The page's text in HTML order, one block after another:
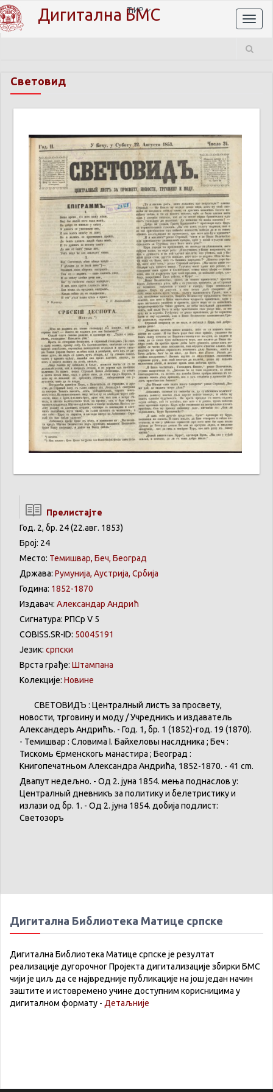
Дигитална БМС
ЋИР
Световид
Прелистајте
Год. 2, бр. 24 (22.авг. 1853)
Број: 24
Место: Темишвар, Беч, Београд
Држава: Румунија, Аустрија, Србија
Година: 1852-1870
Издавач: Александар Андрић
Сигнатура: РПСр V 5
COBISS.SR-ID: 50045191
Језик: српски
Врста грађе: Штампана
Колекције: Новине
СВЕТОВИДЪ : Централный листъ за просвету,
новости, трговину и моду / Учредникъ и издаватель
Александеръ Андрићъ. - Год. 1, бр. 1 (1852)-год. 19 (1870).
- Темишвар : Словима І. Байхеловы наслѣдника ; Беч :
Тискомь Єрменскогь манастира ; Београд :
Книгопечатньом Александра Андрића, 1852-1870. - 41 cm.
Двапут недељно. - Од 2. јуна 1854. мења поднаслов у:
Централный дневникъ за политику и белетристику и
излази од бр. 1. - Од 2. јуна 1854. добија подлист:
Светозоръ
Дигитална Библиотека Матице српске
Дигитална Библиотека Матице српске је резултат
реализације дугорочног Пројекта дигитализације збирки БМС
чији је циљ да се највредније публикације на још један начин
заштите и истовремено учине доступним корисницима у
дигиталном формату - Детаљније